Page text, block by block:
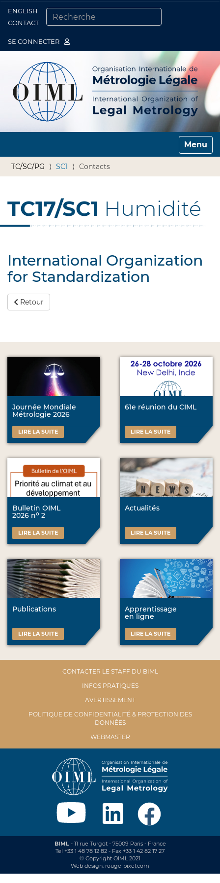
ENGLISH
CONTACT
SE CONNECTER
Toggle
TC/SC/PG SC1 Contacts
TC17/SC1 Humidité
International Organization
for Standardization
Retour
Journée Mondiale
Métrologie 2026
LIRE LA SUITE
61e réunion du CIML
LIRE LA SUITE
Bulletin OIML
2026 no 2
LIRE LA SUITE
Actualités
LIRE LA SUITE
Publications
LIRE LA SUITE
Apprentissage
en ligne
LIRE LA SUITE
CONTACTER LE STAFF DU BIML
INFOS PRATIQUES
AVERTISSEMENT
POLITIQUE DE CONFIDENTIALITÉ & PROTECTION DES
DONNÉES
WEBMASTER
BIML- 11 rue Turgot - 75009 Paris - France
Tel +33 1 48 78 12 82 - Fax +33 1 42 82 17 27
© Copyright OIML 2021
Web design: rouge-pixel.com